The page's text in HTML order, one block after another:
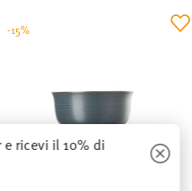
-15%
ricevi il 10% di